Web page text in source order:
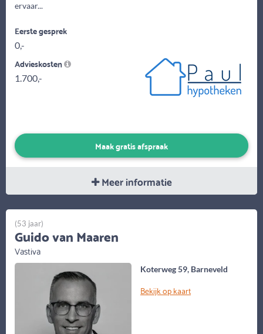
ervaar...
Eerste gesprek
0,-
Advieskosten
1.700,-
Maak gratis afspraak
Meer informatie
Koterweg 59, Barneveld
Bekijk op kaart
(53 jaar)
Guido van Maaren
Vastiva